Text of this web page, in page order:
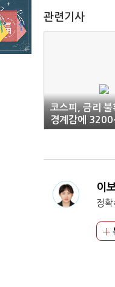
관련기사
코스피, 금리 불
경계감에 3200
로
이
정확